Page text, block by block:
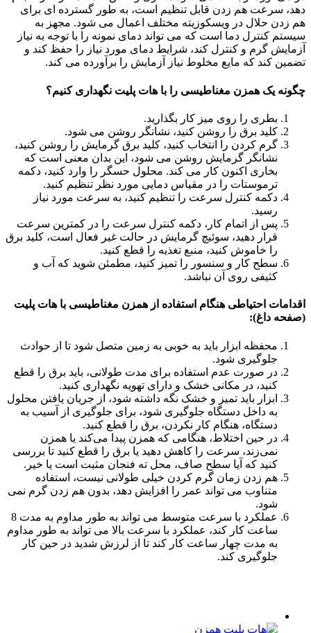
دهد، سرعت هم زدن قابل تنظیم است، به طور گسترده ای برای
هم زدن حلال در ویسکوزیته مختلف اعمال می شود. مجهز به
سیستم کنترل دما است که می تواند دمای نمونه را با توجه به نیاز
آزمایش گرم و کنترل کند، شرایط دمای مورد نیاز را حفظ کند و
تضمین کند که مایع مخلوط نیاز آزمایش را برآورده می کند.
چگونه یک همزن مغناطیسی را با هات پلیت نگهداری کنیم؟
بطری را روی میز کار بگذارید.
کلید برق را روشن کنید، نشانگر روشن می شود.
گرم کردن را انتخاب کنید، کلید برق گرمایش را روشن کنید،
نشانگر گرمایش روشن می شود، این بدان معنی است که
بخاری اکنون کار می کند. محلول حسگر را وارد کنید، دکمه
ترموستات را در مقیاس دمایی مورد نظر تنظیم کنید.
دکمه کنترل سرعت را تنظیم کنید، به سرعت مورد نیاز
رسید.
پس از اتمام کار، دکمه کنترل سرعت را در کمترین سرعت
قرار دهید، سوئیچ گرمایش در حالت غیر فعال است، کلید برق
را خاموش کنید، منبع تغذیه را قطع کنید.
سطح کار و سنسور را تمیز کنید، مطمئن شوید که آب و
کثیفی روی آن نباشد.
اقدامات احتیاطی هنگام استفاده از همزن مغناطیسی با هات پلیت
(صفحه داغ):
محفظه ابزار باید به خوبی به زمین متصل شود تا از حوادث
جلوگیری شود.
در صورت عدم استفاده برای مدت طولانی، باید برق را قطع
کنید، در مکانی خشک و دارای تهویه نگهداری کنید.
ابزار باید تمیز و خشک نگه داشته شود، از جریان یافتن محلول
به داخل دستگاه جلوگیری شود، برای جلوگیری از آسیب به
دستگاه، هنگام کار نکردن، برق را قطع کنید.
در حین اختلاط، هنگامی که همزن پیدا می‌کند یا همزن
نمی‌زند، سرعت را کاهش دهید یا برق را قطع کنید تا بررسی
کنید که آیا سطح صاف، محل ته فنجان مثبت است یا خیر.
هم زدن زمان گرم کردن خیلی طولانی نیست، استفاده
متناوب می تواند عمر را افزایش دهد، بدون هم زدن گرم نمی
شود.
عملکرد با سرعت متوسط ​​می تواند به طور مداوم به مدت 8
ساعت کار کند، عملکرد با سرعت بالا می تواند به طور مداوم
به مدت چهار ساعت کار کند تا از لرزش شدید در حین کار
جلوگیری کند.